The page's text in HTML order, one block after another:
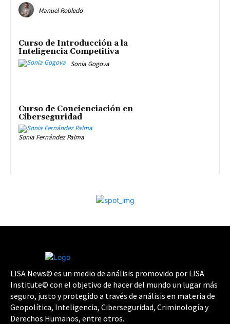
Manuel Robledo
Curso de Introducción a la
Inteligencia Competitiva
Sonia Gogova
Curso de Concienciación en
Ciberseguridad
Sonia Fernández Palma
LISA News© es un medio de análisis promovido por LISA
Institute© con el objetivo de hacer del mundo un lugar más
seguro, justo y protegido a través de análisis en materia de
Geopolítica, Inteligencia, Ciberseguridad, Criminología y
Derechos Humanos, entre otros.